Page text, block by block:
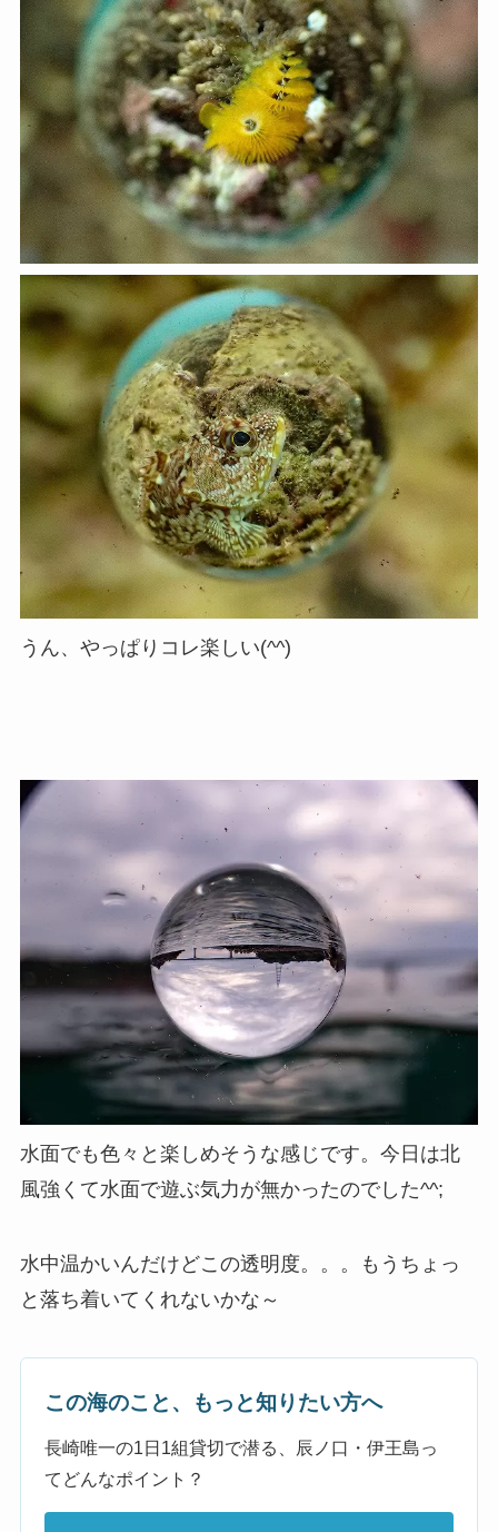
うん、やっぱりコレ楽しい(^^)
水面でも色々と楽しめそうな感じです。今日は北
風強くて水面で遊ぶ気力が無かったのでした^^;
水中温かいんだけどこの透明度。。。もうちょっ
と落ち着いてくれないかな～
この海のこと、もっと知りたい方へ
長崎唯一の1日1組貸切で潜る、辰ノ口・伊王島っ
てどんなポイント？